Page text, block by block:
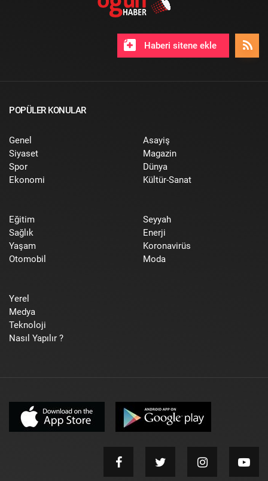
Haberi sitene ekle
POPÜLER KONULAR
Genel
Siyaset
Spor
Ekonomi
Asayiş
Magazin
Dünya
Kültür-Sanat
Eğitim
Sağlık
Yaşam
Otomobil
Seyyah
Enerji
Koronavirüs
Moda
Yerel
Medya
Teknoloji
Nasıl Yapılır ?